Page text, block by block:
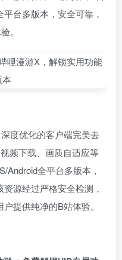
台多版本，安全可靠，
。
度优化的客户端完美去
频下载、画质自适应等
Android全平台多版本，
源经过严格安全检测，
提供纯净的B站体验。